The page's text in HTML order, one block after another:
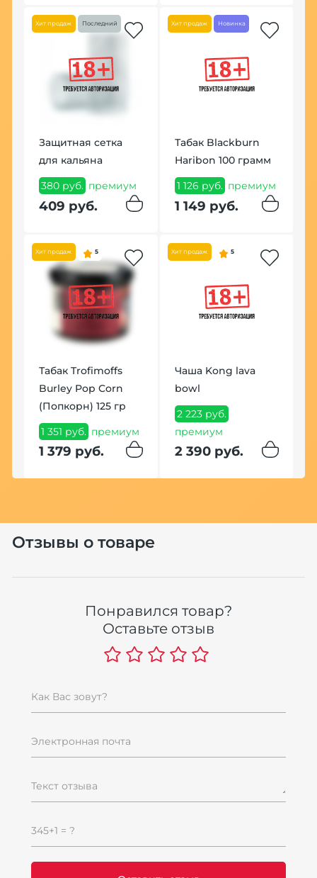
Хит продаж Последний
Защитная сетка
для кальяна
380 руб. премиум
409 руб.
Хит продаж Новинка
Табак Blackburn
Haribon 100 грамм
1 126 руб. премиум
1 149 руб.
Хит продаж 5
Табак Trofimoffs
Burley Pop Corn
(Попкорн) 125 гр
1 351 руб. премиум
1 379 руб.
Хит продаж 5
Чаша Kong lava
bowl
2 223 руб.
премиум
2 390 руб.
Отзывы о товаре
Понравился товар?
Оставьте отзыв
Как Вас зовут?
Электронная почта
Текст отзыва
345+1 = ?